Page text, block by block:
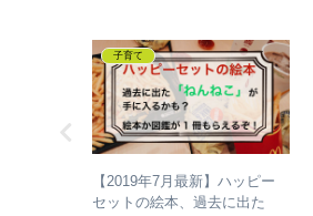
子育て
【2019年7月最新】ハッピー
セットの絵本、過去に出た